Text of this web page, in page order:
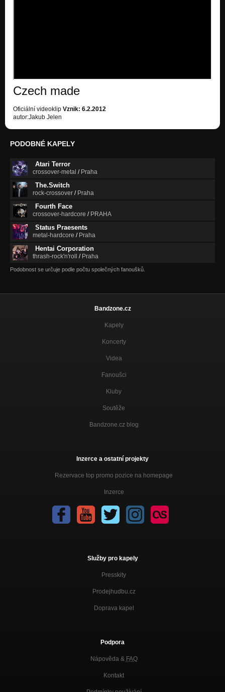
Czech made
Oficiální videoklip Vznik: 6.2.2012
autor:Jakub Jelen
PODOBNÉ KAPELY
Atari Terror
crossover-metal / Praha
The.Switch
rock-crossover / Praha
Fourth Face
crossover-hardcore / PRAHA
Status Praesents
metal-hardcore / Praha
Hentai Corporation
thrash-rock'n'roll / Praha
Podobnost se určuje podle počtu společných fanoušků.
Bandzone.cz
Kapely
Koncerty
Videa
Fanoušci
Kluby
Soutěže
Bandzone.cz blog
Inzerce a ostatní projekty
Rezervace top promo pozice na homepage
Inzerce
Služby pro kapely
Presskity
Prodejhudbu.cz
Doprava kapel
Podpora
Nápověda & FAQ
Kontakt